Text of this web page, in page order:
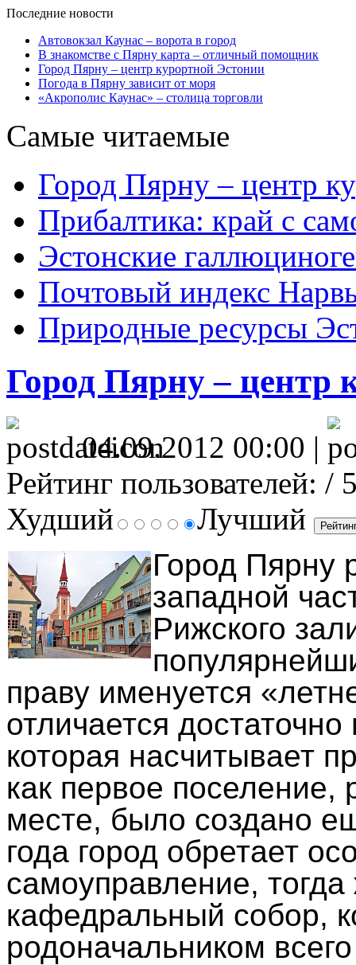
Последние новости
Автовокзал Каунас – ворота в город
В знакомстве с Пярну карта – отличный помощник
Город Пярну – центр курортной Эстонии
Погода в Пярну зависит от моря
«Акрополис Каунас» – столица торговли
Самые читаемые
Город Пярну – центр
Прибалтика: край с
Эстонские
Почтовый индекс
Природные ресурсы
Город Пярну – центр
04.09.2012 00:00 |
Рейтинг пользователей: /
Худший
Лучший
Город Пярну
западной
Рижского
праву именуется
отличается
которая насчитывает
как первое
месте, было создано
года город обретает
самоуправление,
кафедральный собор,
родоначальником